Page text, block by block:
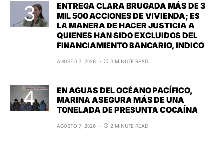
ENTREGA CLARA BRUGADA MÁS DE 3
MIL 500 ACCIONES DE VIVIENDA; ES
LA MANERA DE HACER JUSTICIA A
QUIENES HAN SIDO EXCLUIDOS DEL
FINANCIAMIENTO BANCARIO, INDICO
AGOSTO 7, 2026 3 MINUTE READ
EN AGUAS DEL OCÉANO PACÍFICO,
MARINA ASEGURA MÁS DE UNA
TONELADA DE PRESUNTA COCAÍNA
AGOSTO 7, 2026 2 MINUTE READ